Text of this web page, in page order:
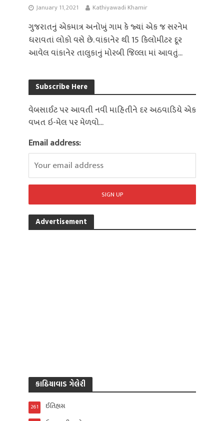
January 11, 2021 Kathiyawadi Khamir
ગુજરાતનું એકમાત્ર અનોખું ગામ કે જ્યાં એક જ સરનેમ
ધરાવતાં લોકો વસે છે. વાંકાનેર થી 15 કિલોમીટર દૂર
આવેલ વાંકાનેર તાલુકાનું મોરબી જિલ્લા માં આવતું...
Subscribe Here
વેબસાઈટ પર આવતી નવી માહિતીને દર અઠવાડિયે એક
વખત ઇ-મેલ પર મેળવો...
Email address:
Advertisement
કાઠિયાવાડ ગેલેરી
ઈતિહાસ
261